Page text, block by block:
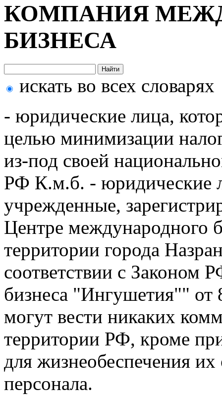
КОМПАНИЯ
БИЗНЕСА
искать во всех словарях
- юридические лица,
целью минимизации
из-под своей
РФ К.м.б. - юридические
учрежденные,
Центре международного
территории города
соответствии с Законом
бизнеса "Ингушетия"" от
могут вести никаких
территории РФ, кроме
для жизнеобеспечения
персонала.